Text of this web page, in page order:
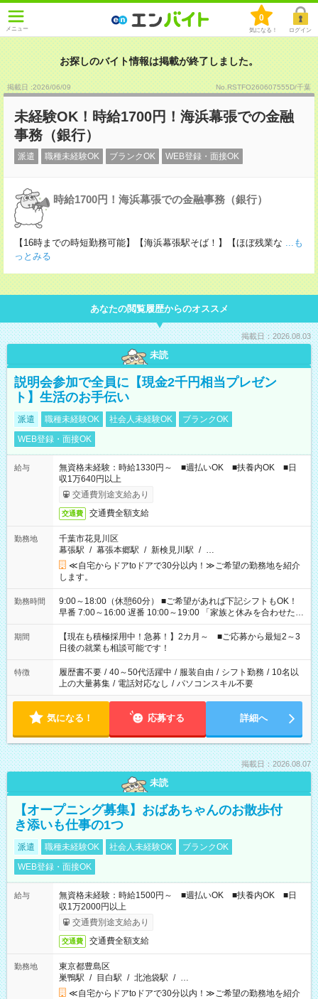
メニュー
0
気になる！ ログイン
お探しのバイト情報は掲載が終了しました。
掲載日 :2026/06/09 No.RSTFO260607555D/千葉
未経験OK！時給1700円！海浜幕張での金融
事務（銀行）
派遣 職種未経験OK ブランクOK WEB登録・面接OK
時給1700円！海浜幕張での金融事務（銀行）
【16時までの時短勤務可能】【海浜幕張駅そば！】【ほぼ残業な ...も
っとみる
あなたの閲覧履歴からのオススメ
掲載日：2026.08.03
未読
説明会参加で全員に【現金2千円相当プレゼン
ト】生活のお手伝い
派遣 職種未経験OK 社会人未経験OK
ブランクOK
WEB登録・面接OK
給与
無資格未経験：時給1330円～ ■週払いOK ■扶養内OK ■日
収1万640円以上
交通費別途支給あり
交通費 交通費全額支給
勤務地
千葉市花見川区
幕張駅 / 幕張本郷駅 / 新検見川駅 / …
≪自宅からドアtoドアで30分以内！≫ご希望の勤務地を紹介
します。
勤務時間
9:00～18:00（休憩60分） ■ご希望があれば下記シフトもOK！
早番 7:00～16:00 遅番 10:00～19:00 「家族と休みを合わせた
い」 「余裕を持って夕飯の準備がしたい」 「できれば残業はし
たくない」 など、ご希望を教えてくださいね。 ※Wワーク希望
の方へ 今ご覧のお仕事で希望する勤務時間と、もう1つのお仕事
の勤務時間。 合計で週40時間を超える場合は応募できません。
期間
【現在も積極採用中！急募！】2カ月～ ■ご応募から最短2～3
日後の就業も相談可能です！
特徴 履歴書不要 / 40～50代活躍中 / 服装自由 / シフト勤務 / 10名以
上の大量募集 / 電話対応なし / パソコンスキル不要
気になる！ 応募する 詳細へ
掲載日：2026.08.07
未読
【オープニング募集】おばあちゃんのお散歩付
き添いも仕事の1つ
派遣 職種未経験OK 社会人未経験OK
ブランクOK
WEB登録・面接OK
給与
無資格未経験：時給1500円～ ■週払いOK ■扶養内OK ■日
収1万2000円以上
交通費別途支給あり
交通費 交通費全額支給
勤務地
東京都豊島区
巣鴨駅 / 目白駅 / 北池袋駅 / …
≪自宅からドアtoドアで30分以内！≫ご希望の勤務地を紹介